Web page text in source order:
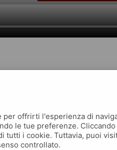
per offrirti l'esperienza di
le tue preferenze. Cliccando
tutti i cookie. Tuttavia, puoi
controllato.